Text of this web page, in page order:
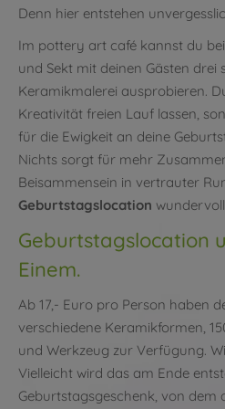
Denn hier entstehen
Im pottery art café kannst du
und Sekt mit deinen Gästen drei
Keramikmalerei ausprobieren.
Kreativität freien Lauf lassen,
für die Ewigkeit an deine
Nichts sorgt für mehr
Beisammensein in vertrauter
Geburtstagslocation
Geburtstagslocation
Einem.
Ab 17,- Euro pro Person haben
verschiedene Keramikformen,
und Werkzeug zur Verfügung.
Vielleicht wird das am Ende
Geburtstagsgeschenk, von